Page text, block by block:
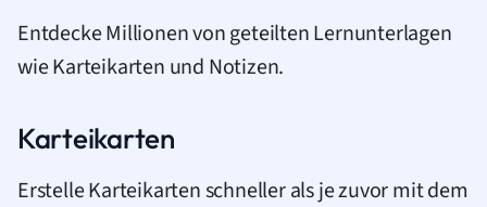
Entdecke Millionen von geteilten Lernunterlagen
wie Karteikarten und Notizen.
Karteikarten
Erstelle Karteikarten schneller als je zuvor mit dem